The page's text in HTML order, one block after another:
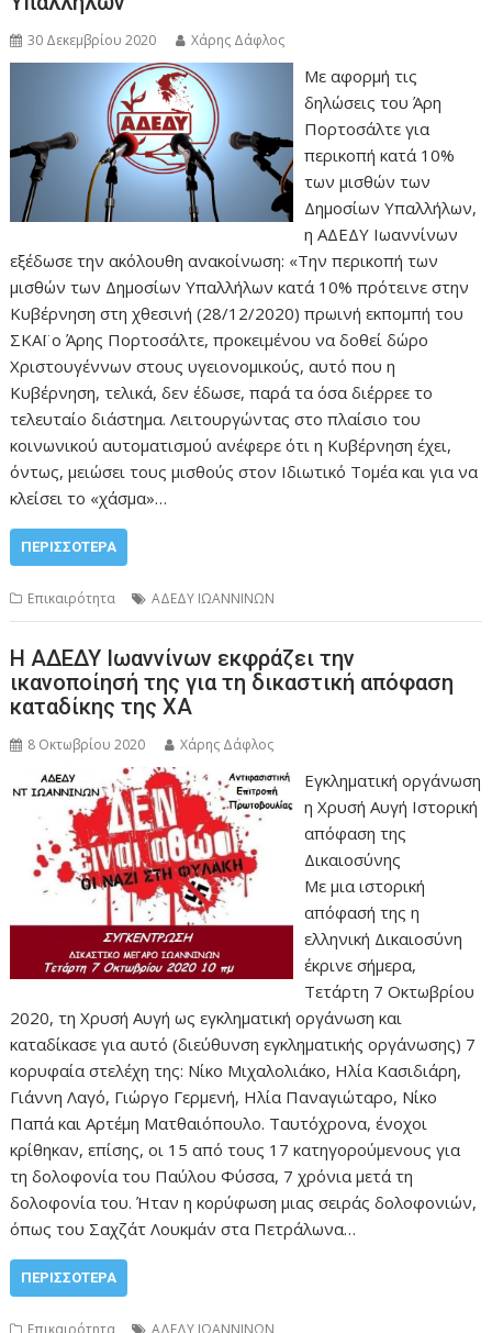
30 Δεκεμβρίου 2020 Χάρης Δάφλος
Με αφορμή τις
δηλώσεις του Άρη
Πορτοσάλτε για
περικοπή κατά 10%
των μισθών των
Δημοσίων Υπαλλήλων,
η ΑΔΕΔΥ Ιωαννίνων
εξέδωσε την ακόλουθη ανακοίνωση: «Την περικοπή των
μισθών των Δημοσίων Υπαλλήλων κατά 10% πρότεινε στην
Κυβέρνηση στη χθεσινή (28/12/2020) πρωινή εκπομπή του
ΣΚΑΪ ο Άρης Πορτοσάλτε, προκειμένου να δοθεί δώρο
Χριστουγέννων στους υγειονομικούς, αυτό που η
Κυβέρνηση, τελικά, δεν έδωσε, παρά τα όσα διέρρεε το
τελευταίο διάστημα. Λειτουργώντας στο πλαίσιο του
κοινωνικού αυτοματισμού ανέφερε ότι η Κυβέρνηση έχει,
όντως, μειώσει τους μισθούς στον Ιδιωτικό Τομέα και για να
κλείσει το «χάσμα»…
ΠΕΡΙΣΣΌΤΕΡΑ
Επικαιρότητα ΑΔΕΔΥ ΙΩΑΝΝΙΝΩΝ
Η ΑΔΕΔΥ Ιωαννίνων εκφράζει την
ικανοποίησή της για τη δικαστική απόφαση
καταδίκης της ΧΑ
8 Οκτωβρίου 2020 Χάρης Δάφλος
Eγκληματική οργάνωση
η Χρυσή Αυγή Ιστορική
απόφαση της
Δικαιοσύνης
Με μια ιστορική
απόφασή της η
ελληνική Δικαιοσύνη
έκρινε σήμερα,
Τετάρτη 7 Οκτωβρίου
2020, τη Χρυσή Αυγή ως εγκληματική οργάνωση και
καταδίκασε για αυτό (διεύθυνση εγκληματικής οργάνωσης) 7
κορυφαία στελέχη της: Νίκο Μιχαλολιάκο, Ηλία Κασιδιάρη,
Γιάννη Λαγό, Γιώργο Γερμενή, Ηλία Παναγιώταρο, Νίκο
Παπά και Αρτέμη Ματθαιόπουλο. Ταυτόχρονα, ένοχοι
κρίθηκαν, επίσης, οι 15 από τους 17 κατηγορούμενους για
τη δολοφονία του Παύλου Φύσσα, 7 χρόνια μετά τη
δολοφονία του. Ήταν η κορύφωση μιας σειράς δολοφονιών,
όπως του Σαχζάτ Λουκμάν στα Πετράλωνα…
ΠΕΡΙΣΣΌΤΕΡΑ
Επικαιρότητα ΑΔΕΔΥ ΙΩΑΝΝΙΝΩΝ